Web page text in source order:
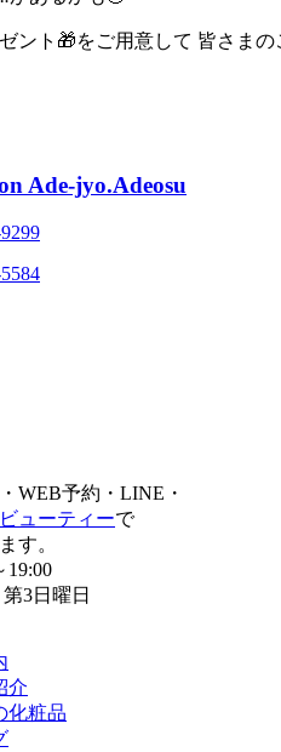
ント🎁をご用意して 皆さま
WEB予約・LINE・
ューティーで
す。
19:00
3日曜日
介
化粧品